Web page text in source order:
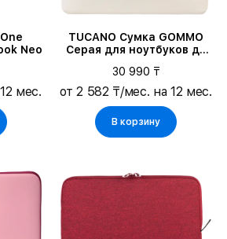
Neo
мес.
TUCANO Сумка GOMMO
Серая для ноутбуков до
30 990 ₸
от 2 582 ₸/мес. на 12 мес.
В корзину